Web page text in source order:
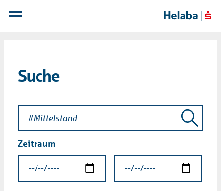
Suche
Zeitraum